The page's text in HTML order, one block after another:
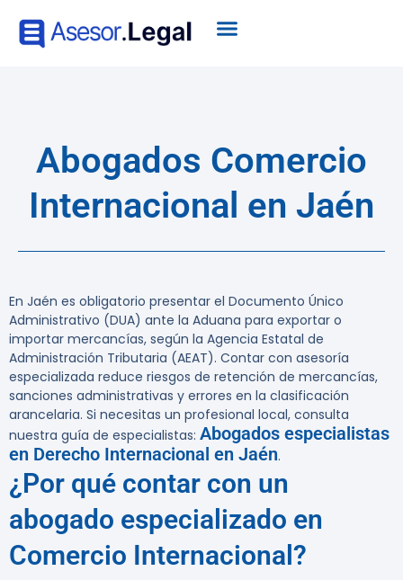
Abogados Comercio
Internacional en Jaén
En Jaén es obligatorio presentar el Documento Único
Administrativo (DUA) ante la Aduana para exportar o
importar mercancías, según la Agencia Estatal de
Administración Tributaria (AEAT). Contar con asesoría
especializada reduce riesgos de retención de mercancías,
sanciones administrativas y errores en la clasificación
arancelaria. Si necesitas un profesional local, consulta
nuestra guía de especialistas: Abogados especialistas
en Derecho Internacional en Jaén.
¿Por qué contar con un
abogado especializado en
Comercio Internacional?